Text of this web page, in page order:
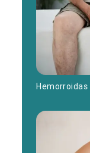
Hemorroidas